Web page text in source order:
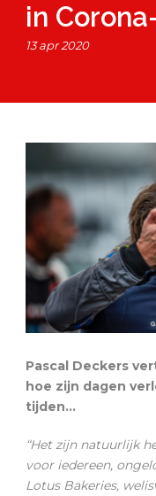
in
13 apr 2020
Pascal Deckers
hoe zijn dagen
tijden…
“Het zijn natuurlijk
voor iedereen,
Lotus Bakeries,